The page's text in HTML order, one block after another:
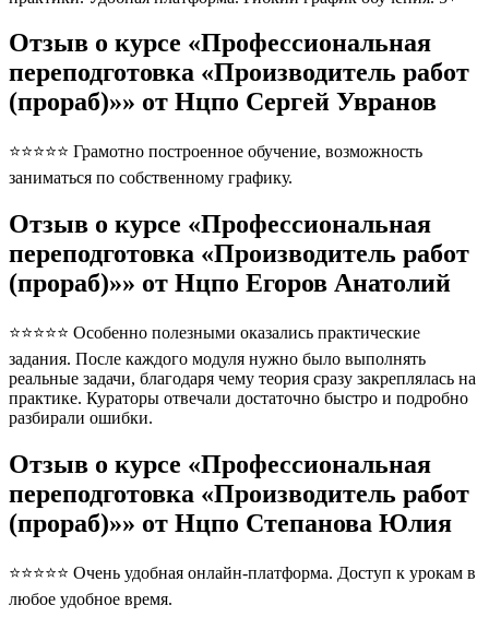
Отзыв о курсе «Профессиональная
переподготовка «Производитель работ
(прораб)»» от Нцпо Сергей Увранов
⭐⭐⭐⭐⭐ Грамотно построенное обучение, возможность
заниматься по собственному графику.
Отзыв о курсе «Профессиональная
переподготовка «Производитель работ
(прораб)»» от Нцпо Егоров Анатолий
⭐⭐⭐⭐⭐ Особенно полезными оказались практические
задания. После каждого модуля нужно было выполнять
реальные задачи, благодаря чему теория сразу закреплялась на
практике. Кураторы отвечали достаточно быстро и подробно
разбирали ошибки.
Отзыв о курсе «Профессиональная
переподготовка «Производитель работ
(прораб)»» от Нцпо Степанова Юлия
⭐⭐⭐⭐⭐ Очень удобная онлайн-платформа. Доступ к урокам в
любое удобное время.